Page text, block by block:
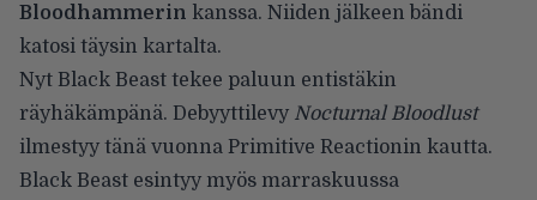
Bloodhammerin kanssa. Niiden jälkeen bändi
katosi täysin kartalta.
Nyt Black Beast tekee paluun entistäkin
räyhäkämpänä. Debyyttilevy Nocturnal Bloodlust
ilmestyy tänä vuonna Primitive Reactionin kautta.
Black Beast esintyy myös marraskuussa